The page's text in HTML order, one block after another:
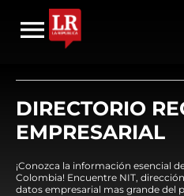
DIRECTORIO
EMPRESARIAL
¡Conozca la información esencial
Colombia! Encuentre NIT,
datos empresarial mas grande del